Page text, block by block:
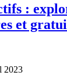
:
et
2023